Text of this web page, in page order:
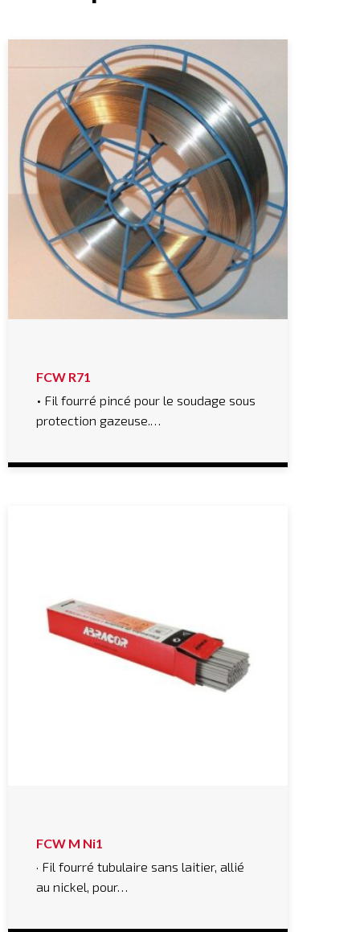
FCW R71
• Fil fourré pincé pour le soudage sous
protection gazeuse.…
FCW M Ni1
· Fil fourré tubulaire sans laitier, allié
au nickel, pour…